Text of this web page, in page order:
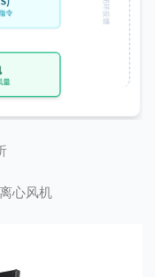
心风机